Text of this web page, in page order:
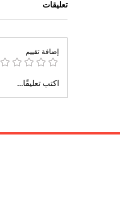
تعليقات
إضافة تقييم
اكتب تعليقًا...